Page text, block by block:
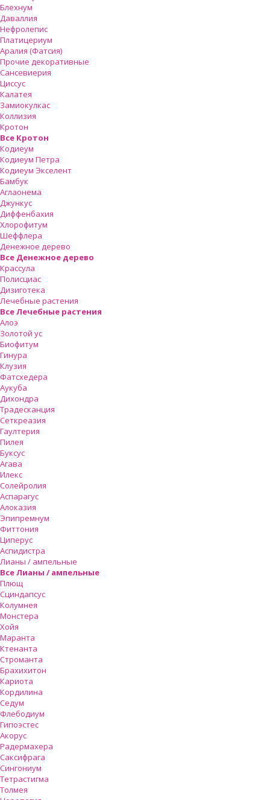
Блехнум
Даваллия
Нефролепис
Платицериум
Аралия (Фатсия)
Прочие декоративные
Сансевиерия
Циссус
Калатея
Замиокулкас
Коллизия
Кротон
Все Кротон
Кодиеум
Кодиеум Петра
Кодиеум Экселент
Бамбук
Аглаонема
Джункус
Диффенбахия
Хлорофитум
Шеффлера
Денежное дерево
Все Денежное дерево
Крассула
Полисциас
Дизиготека
Лечебные растения
Все Лечебные растения
Алоэ
Золотой ус
Биофитум
Гинура
Клузия
Фатсхедера
Аукуба
Дихондра
Традесканция
Сеткреазия
Гаултерия
Пилея
Буксус
Агава
Илекс
Солейролия
Аспарагус
Алоказия
Эпипремнум
Фиттония
Циперус
Аспидистра
Лианы / ампельные
Все Лианы / ампельные
Плющ
Сциндапсус
Колумнея
Монстера
Хойя
Маранта
Ктенанта
Строманта
Брахихитон
Кариота
Кордилина
Седум
Флебодиум
Гипоэстес
Акорус
Радермахера
Саксифрага
Сингониум
Тетрастигма
Толмея